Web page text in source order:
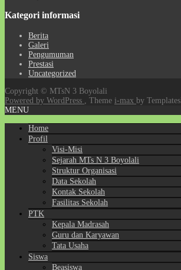
Kategori informasi
Berita
Galeri
Pengumuman
Prestasi
Uncategorized
Copyright © MTsN 3 Boyolali
Powered by WordPress
, Theme i-max by
MENU
Home
Profil
Visi-Misi
Sejarah MTs N 3 Boyolali
Struktur Organisasi
Data Sekolah
Kontak Sekolah
Fasilitas Sekolah
PTK
Kepala Madrasah
Guru dan Karyawan
Tata Usaha
Siswa
Beasiswa